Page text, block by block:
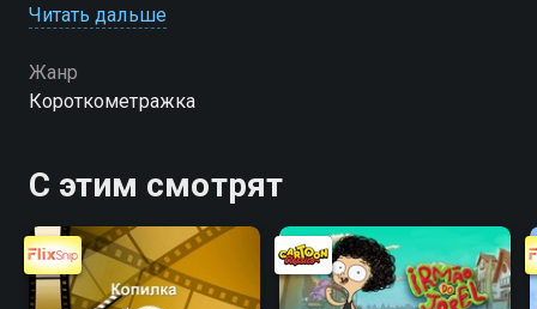
примером того, как можно рассказать историю, при
Читать дальше
Жанр
Короткометражка
С этим смотрят